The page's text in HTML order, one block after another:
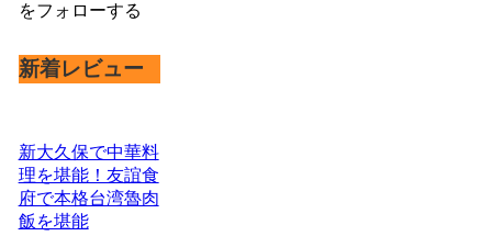
をフォローする
新着レビュー
新大久保で中華料
理を堪能！友誼食
府で本格台湾魯肉
飯を堪能